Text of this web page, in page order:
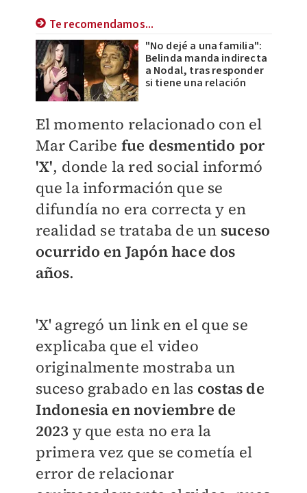
Te recomendamos...
"No dejé a una familia":
Belinda manda indirecta
a Nodal, tras responder
si tiene una relación
El momento relacionado con el
Mar Caribe fue desmentido por
'X', donde la red social informó
que la información que se
difundía no era correcta y en
realidad se trataba de un suceso
ocurrido en Japón hace dos
años.
'X' agregó un link en el que se
explicaba que el video
originalmente mostraba un
suceso grabado en las costas de
Indonesia en noviembre de
2023 y que esta no era la
primera vez que se cometía el
error de relacionar